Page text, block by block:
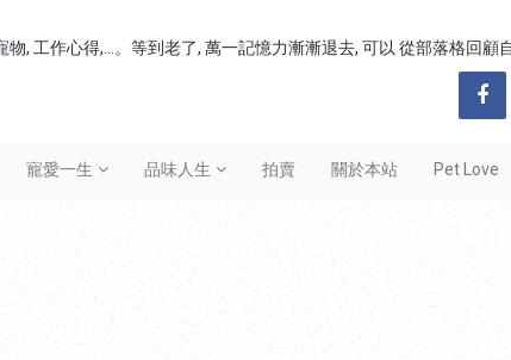
, 工作心得,...。等到老了, 萬一記憶力漸漸退去, 可以 從部落格回顧
寵愛一生 品味人生 拍賣 關於本站 Pet Love